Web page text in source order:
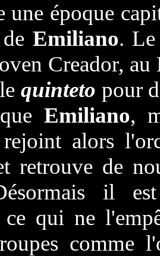
une époque
Emiliano.
Creador,
quinteto pour
Emiliano,
rejoint alors
retrouve de
il
qui ne
comme